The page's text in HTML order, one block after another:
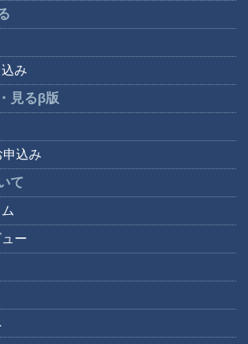
み
見るβ版
申込み
て
ー